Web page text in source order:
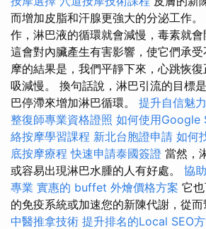
而增加皮脂和汗腺更強大的分泌工作
作，淋巴液的循環就會減慢，毒素就會
這會對內臟產生有害影響，使它們承
摩的結果是，我們平靜下來，心跳恢
吸減慢。 換句話說，淋巴引流的目標
巴停滯來增加淋巴循環。 提升自信魅
整復師專業資格證照 如何使用Google
絡按摩學習課程 新北台胞證申請 如何
底按摩療程快速申請泰國簽證 當然，
或容易出現淋巴水腫的人有好處。 協
專業 實惠的 buffet 外燴價格方案 它
的免疫系統或加速您的新陳代謝，從而
中醫推拿技術 提升排名的Local SEO